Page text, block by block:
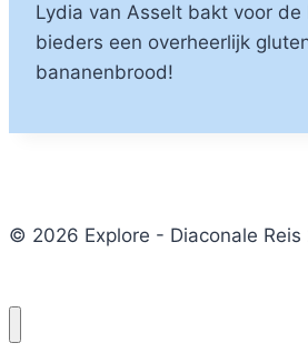
Lydia van Asselt bakt voor de
bieders een overheerlijk
bananenbrood!
© 2026 Explore - Diaconale Reis